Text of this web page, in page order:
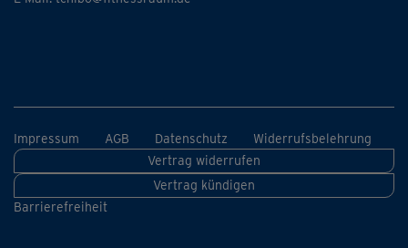
Impressum AGB Datenschutz
Widerrufsbelehrung
Vertrag widerrufen
Vertrag kündigen
Barrierefreiheit